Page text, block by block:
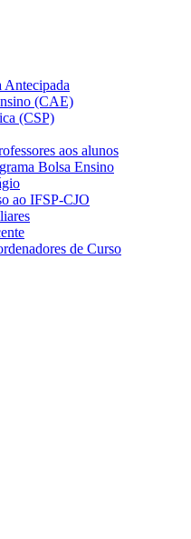
Antecipada
(CAE)
(CSP)
aos alunos
Bolsa Ensino
ao IFSP-CJO
de Curso